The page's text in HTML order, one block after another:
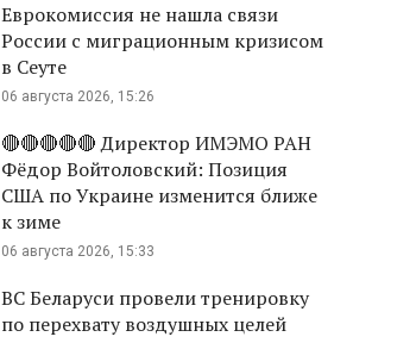
Еврокомиссия не нашла связи
России с миграционным кризисом
в Сеуте
06 августа 2026, 15:26
🔴🔴🔴🔴🔴 Директор ИМЭМО РАН
Фёдор Войтоловский: Позиция
США по Украине изменится ближе
к зиме
06 августа 2026, 15:33
ВС Беларуси провели тренировку
по перехвату воздушных целей